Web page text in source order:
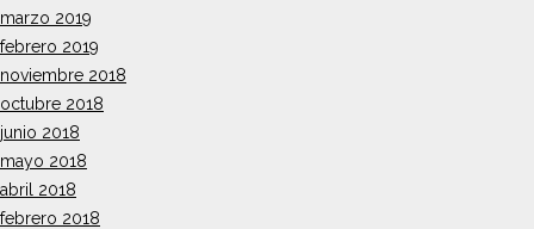
marzo 2019
febrero 2019
noviembre 2018
octubre 2018
junio 2018
mayo 2018
abril 2018
febrero 2018